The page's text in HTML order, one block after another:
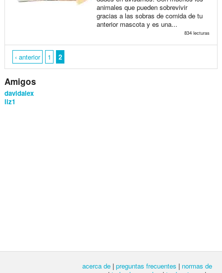
animales que pueden sobrevivir
gracias a las sobras de comida de tu
anterior mascota y es una...
834 lecturas
‹ anterior 1 2
Amigos
davidalex
liz1
acerca de | preguntas frecuentes | normas de